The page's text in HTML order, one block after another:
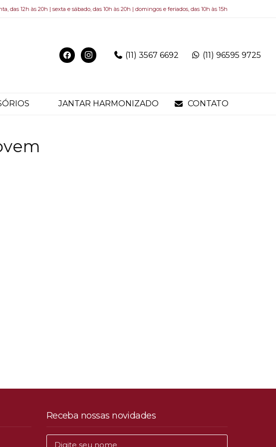
das 12h às 20h | sexta e sábado, das 10h às 20h | domingos e feriados, das 10h às 15h
(11) 3567 6692 (11) 96595 9725
JANTAR HARMONIZADO CONTATO
Receba nossas novidades